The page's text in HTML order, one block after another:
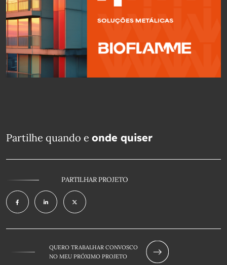
Partilhe quando e onde quiser
PARTILHAR PROJETO
QUERO TRABALHAR CONVOSCO
NO MEU PRÓXIMO PROJETO